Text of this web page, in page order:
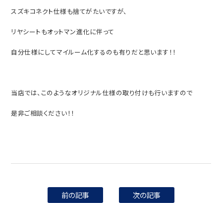
スズキコネクト仕様も捨てがたいですが、
リヤシートもオットマン進化に伴って
自分仕様にしてマイルーム化するのも有りだと思います！！
当店では、このようなオリジナル仕様の取り付けも行いますので
是非ご相談ください！！
前の記事 次の記事